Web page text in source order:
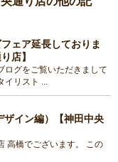
ェア延長しておりま
】
ログをご覧いただきまして
リスト ...
ザイン編）【神田中央
高橋でございます。 この